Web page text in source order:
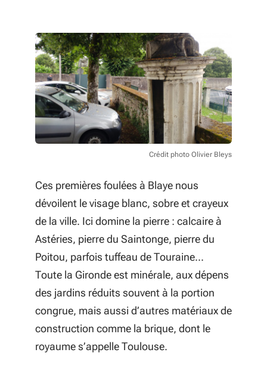
Crédit photo Olivier Bleys
Ces premières foulées à Blaye nous
dévoilent le visage blanc, sobre et crayeux
de la ville. Ici domine la pierre : calcaire à
Astéries, pierre du Saintonge, pierre du
Poitou, parfois tuffeau de Touraine...
Toute la Gironde est minérale, aux dépens
des jardins réduits souvent à la portion
congrue, mais aussi d’autres matériaux de
construction comme la brique, dont le
royaume s’appelle Toulouse.